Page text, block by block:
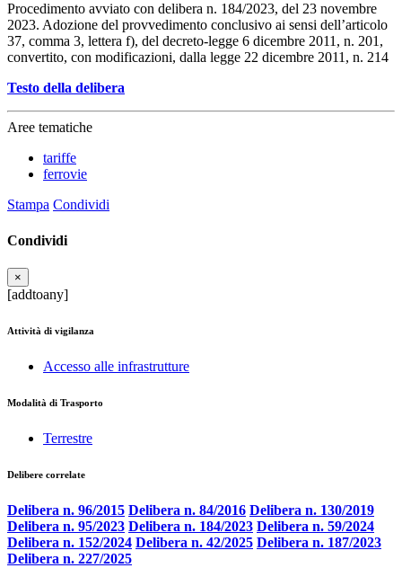
Procedimento avviato con delibera n. 184/2023, del 23 novembre
2023. Adozione del provvedimento conclusivo ai sensi dell’articolo
37, comma 3, lettera f), del decreto-legge 6 dicembre 2011, n. 201,
convertito, con modificazioni, dalla legge 22 dicembre 2011, n. 214
Testo della delibera
Aree tematiche
tariffe
ferrovie
Stampa Condividi
Condividi
×
[addtoany]
Attività di vigilanza
Accesso alle infrastrutture
Modalità di Trasporto
Terrestre
Delibere correlate
Delibera n. 96/2015 Delibera n. 84/2016 Delibera n. 130/2019
Delibera n. 95/2023 Delibera n. 184/2023 Delibera n. 59/2024
Delibera n. 152/2024 Delibera n. 42/2025 Delibera n. 187/2023
Delibera n. 227/2025